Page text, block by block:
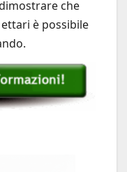
che
è possibile